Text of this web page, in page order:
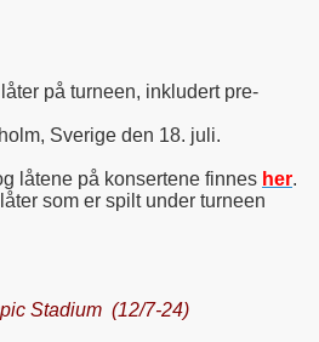
på turneen, inkludert pre-
Sverige den 18. juli.
låtene på konsertene finnes her.
som er spilt under turneen
Stadium (12/7-24)